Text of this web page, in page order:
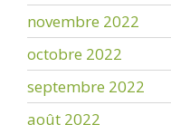
novembre 2022
octobre 2022
septembre 2022
août 2022